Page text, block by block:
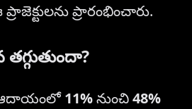
ప్రారంభించారు.
తగ్గుతుందా?
ఆదాయంలో11%నుంచి48%